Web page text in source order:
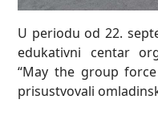
U periodu od 22.
edukativni centar
“May the group
prisustvovali